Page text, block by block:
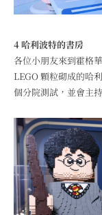
4 哈利波特的書房
各位小朋友來到霍格
LEGO 顆粒砌成的哈
個分院測試，並會主